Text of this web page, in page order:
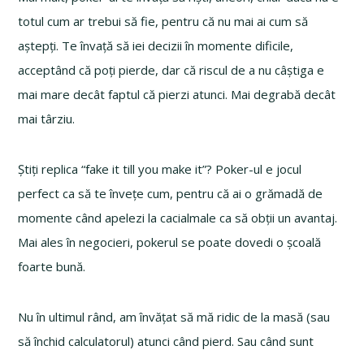
totul cum ar trebui să fie, pentru că nu mai ai cum să
aștepți. Te învață să iei decizii în momente dificile,
acceptând că poți pierde, dar că riscul de a nu câștiga e
mai mare decât faptul că pierzi atunci. Mai degrabă decât
mai târziu.
Știți replica “fake it till you make it”? Poker-ul e jocul
perfect ca să te învețe cum, pentru că ai o grămadă de
momente când apelezi la cacialmale ca să obții un avantaj.
Mai ales în negocieri, pokerul se poate dovedi o școală
foarte bună.
Nu în ultimul rând, am învățat să mă ridic de la masă (sau
să închid calculatorul) atunci când pierd. Sau când sunt